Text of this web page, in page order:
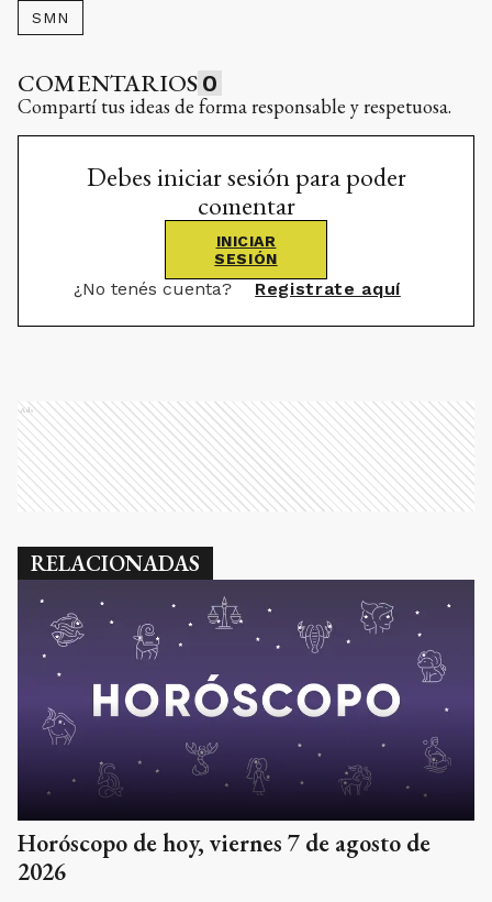
SMN
COMENTARIOS 0
Compartí tus ideas de forma responsable y respetuosa.
Debes iniciar sesión para poder
comentar
INICIAR
SESIÓN
¿No tenés cuenta? Registrate aquí
Ads
RELACIONADAS
Horóscopo de hoy, viernes 7 de agosto de
2026